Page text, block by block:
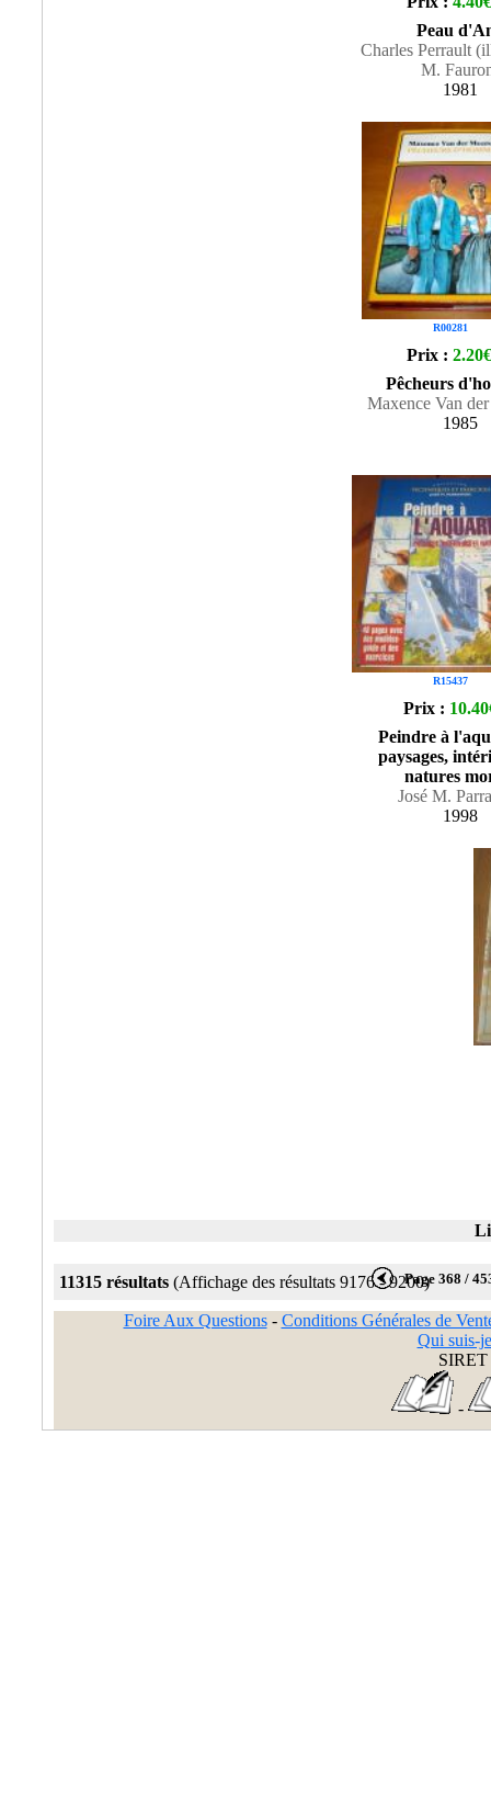
Peau
Charles Perrault
M.
1981
R00281
Prix : 2.20€
Pêcheurs
Maxence Van
1985
R15437
Prix :
Peindre à
paysages,
natures
José M.
1998
11315 résultats (Affichage des résultats 9176 - 9200)Page 368 /
Foire Aux Questions- Conditions Générales de
Qui suis-
SIRET
-